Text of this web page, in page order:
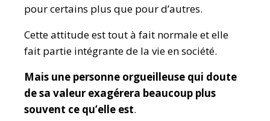
pour certains plus que pour d’autres.
Cette attitude est tout à fait normale et elle
fait partie intégrante de la vie en société.
Mais une personne orgueilleuse qui doute
de sa valeur exagérera beaucoup plus
souvent ce qu’elle est.